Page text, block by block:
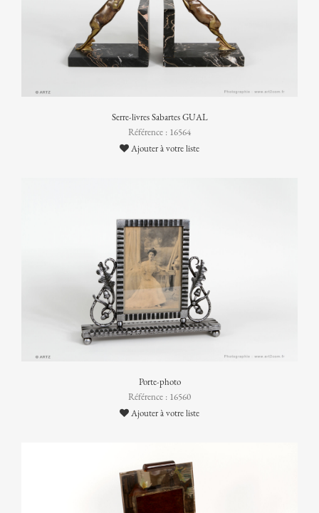
Serre-livres Sabartes GUAL
Référence : 16564
Ajouter à votre liste
Porte-photo
Référence : 16560
Ajouter à votre liste